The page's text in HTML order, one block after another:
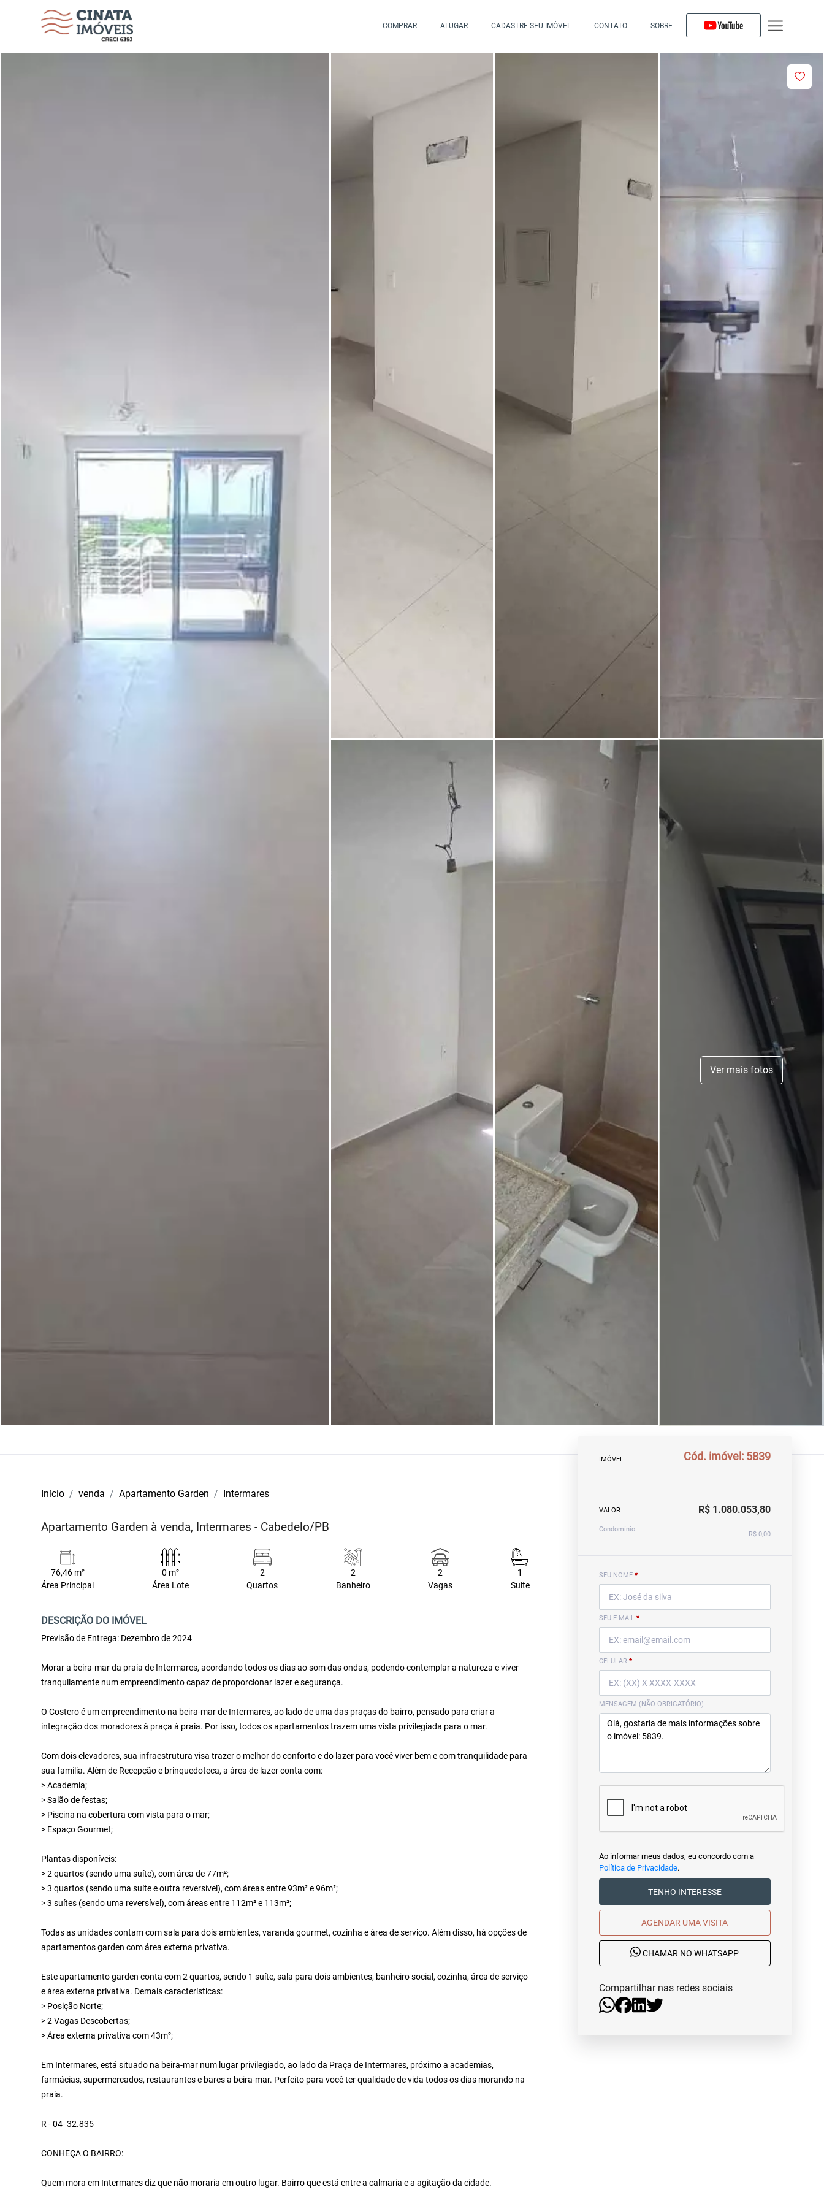
COMPRAR ALUGAR CADASTRE SEU IMÓVEL CONTATO SOBRE
Ver mais fotos
Início venda Apartamento Garden Intermares
Apartamento Garden à venda, Intermares - Cabedelo/PB
76,46 m²
Área Principal
0 m²
Área Lote
2
Quartos
2
Banheiro
2
Vagas
1
Suite
DESCRIÇÃO DO IMÓVEL
Previsão de Entrega: Dezembro de 2024
Morar a beira-mar da praia de Intermares, acordando todos os dias ao som das ondas, podendo contemplar a natureza e viver
tranquilamente num empreendimento capaz de proporcionar lazer e segurança.
O Costero é um empreendimento na beira-mar de Intermares, ao lado de uma das praças do bairro, pensado para criar a
integração dos moradores à praça à praia. Por isso, todos os apartamentos trazem uma vista privilegiada para o mar.
Com dois elevadores, sua infraestrutura visa trazer o melhor do conforto e do lazer para você viver bem e com tranquilidade para
sua família. Além de Recepção e brinquedoteca, a área de lazer conta com:
> Academia;
> Salão de festas;
> Piscina na cobertura com vista para o mar;
> Espaço Gourmet;
Plantas disponíveis:
> 2 quartos (sendo uma suíte), com área de 77m²;
> 3 quartos (sendo uma suíte e outra reversível), com áreas entre 93m² e 96m²;
> 3 suítes (sendo uma reversível), com áreas entre 112m² e 113m²;
Todas as unidades contam com sala para dois ambientes, varanda gourmet, cozinha e área de serviço. Além disso, há opções de
apartamentos garden com área externa privativa.
Este apartamento garden conta com 2 quartos, sendo 1 suíte, sala para dois ambientes, banheiro social, cozinha, área de serviço
e área externa privativa. Demais características:
> Posição Norte;
> 2 Vagas Descobertas;
> Área externa privativa com 43m²;
Em Intermares, está situado na beira-mar num lugar privilegiado, ao lado da Praça de Intermares, próximo a academias,
farmácias, supermercados, restaurantes e bares a beira-mar. Perfeito para você ter qualidade de vida todos os dias morando na
praia.
R - 04- 32.835
CONHEÇA O BAIRRO:
Quem mora em Intermares diz que não moraria em outro lugar. Bairro que está entre a calmaria e a agitação da cidade.
IMÓVEL Cód. imóvel: 5839
VALOR R$ 1.080.053,80
Condomínio
R$ 0,00
SEU NOME *
SEU E-MAIL *
CELULAR *
MENSAGEM (NÃO OBRIGATÓRIO)
Ao informar meus dados, eu concordo com a
Política de Privacidade.
TENHO INTERESSE
AGENDAR UMA VISITA
CHAMAR NO WHATSAPP
Compartilhar nas redes sociais